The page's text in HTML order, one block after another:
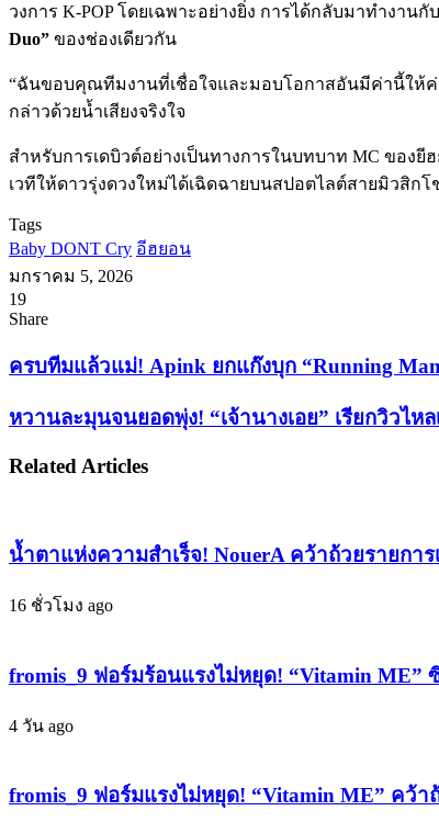
วงการ K-POP โดยเฉพาะอย่างยิ่ง การได้กลับมาทำงาน
Duo” ของช่องเดียวกัน
“ฉันขอบคุณทีมงานที่เชื่อใจและมอบโอกาสอันมีค่านี้ให้
กล่าวด้วยน้ำเสียงจริงใจ
สำหรับการเดบิวต์อย่างเป็นทางการในบทบาท MC ของยี
เวทีให้ดาวรุ่งดวงใหม่ได้เฉิดฉายบนสปอตไลต์สายมิวสิก
Tags
Baby DONT Cry อีฮยอน
มกราคม 5, 2026
19
Facebook
X
Tumblr
Messenger
Messenger
Line
Share
via
Email
ครบ
แล้ว
Apink
บุก
“Running
Man”
เปิด
ล่า
สุด
กระ
ครบทีมแล้วแม่! Apink ยกแก๊งบุก “Running
หวาน
จน
“เจ้า
เอย”
ไหล
เป็น
พร้อม
หวานละมุนจนยอดพุ่ง! “เจ้านางเอย” เรียกวิวไ
Related Articles
น้ำตาแห่งความสำเร็จ! NouerA คว้าถ้วยรายการ
16 ชั่วโมง ago
fromis_9 ฟอร์มร้อนแรงไม่หยุด! “Vitamin ME”
4 วัน ago
fromis_9 ฟอร์มแรงไม่หยุด! “Vitamin ME” คว้